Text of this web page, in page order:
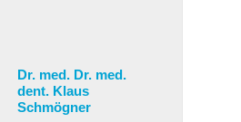
Dr. med. Dr. med.
dent. Klaus
Schmögner